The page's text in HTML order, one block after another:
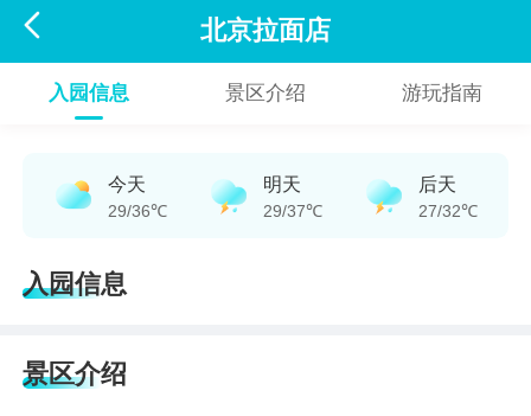
 北京拉面店
入园信息 景区介绍 游玩指南
今天
29/36℃
明天
29/37℃
后天
27/32℃
入园信息
景区介绍